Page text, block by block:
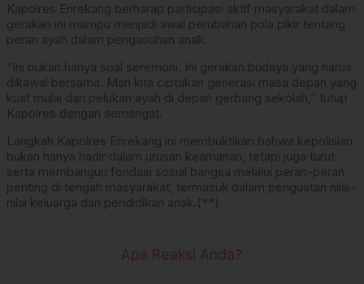
Kapolres Enrekang berharap partisipasi aktif masyarakat dalam
gerakan ini mampu menjadi awal perubahan pola pikir tentang
peran ayah dalam pengasuhan anak.
“Ini bukan hanya soal seremoni. Ini gerakan budaya yang harus
dikawal bersama. Mari kita ciptakan generasi masa depan yang
kuat mulai dari pelukan ayah di depan gerbang sekolah,” tutup
Kapolres dengan semangat.
Langkah Kapolres Enrekang ini membuktikan bahwa kepolisian
bukan hanya hadir dalam urusan keamanan, tetapi juga turut
serta membangun fondasi sosial bangsa melalui peran-peran
penting di tengah masyarakat, termasuk dalam penguatan nilai-
nilai keluarga dan pendidikan anak.(**)
Apa Reaksi Anda?